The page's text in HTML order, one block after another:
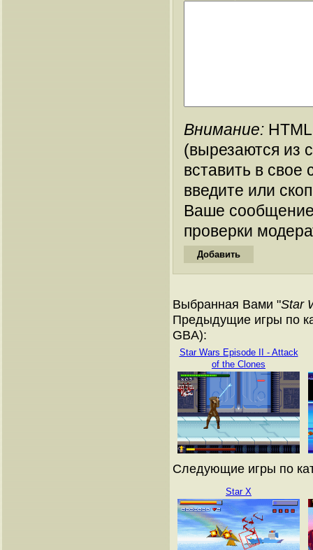
Внимание:
(вырезаются из
вставить в
введите или
Ваше
проверки
Выбранная Вами "Star
Предыдущие игры по
GBA):
Star Wars Episode II - Attack
of the Clones
Следующие игры по
Star X